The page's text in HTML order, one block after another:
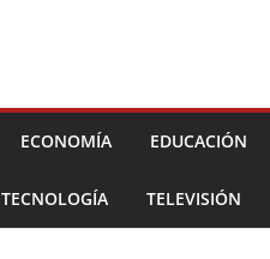
ECONOMÍA EDUCACIÓN
TECNOLOGÍA TELEVISIÓN